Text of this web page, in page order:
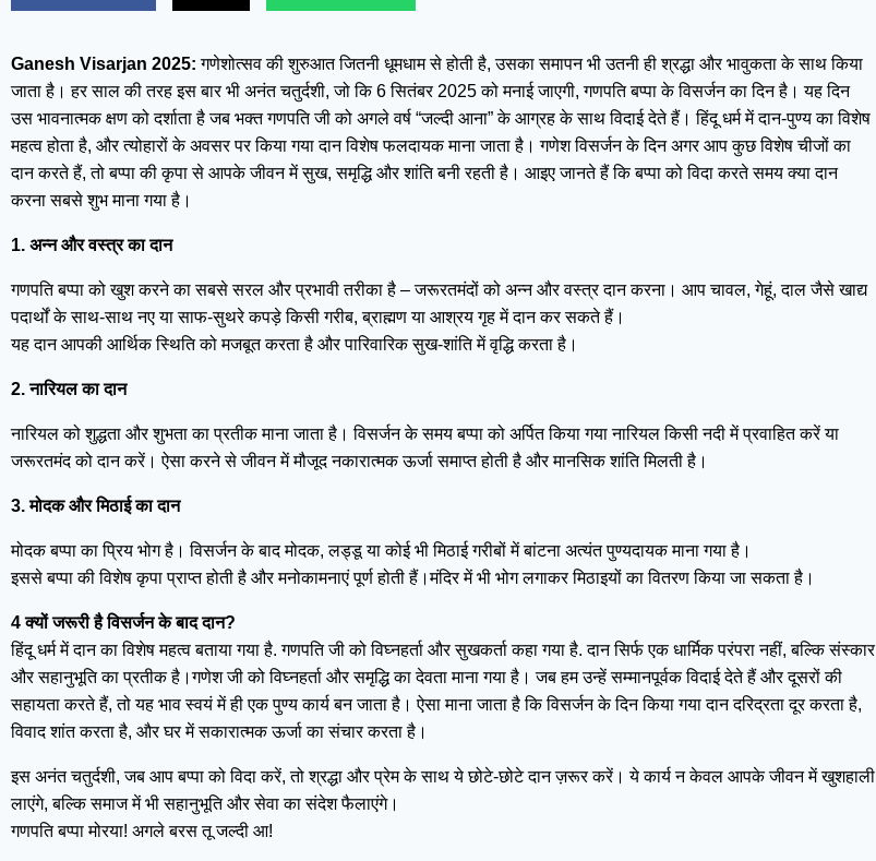
Ganesh Visarjan 2025: गणेशोत्सव की शुरुआत जितनी धूमधाम से होती है, उसका समापन भी उतनी ही श्रद्धा और भावुकता के साथ किया
जाता है। हर साल की तरह इस बार भी अनंत चतुर्दशी, जो कि 6 सितंबर 2025 को मनाई जाएगी, गणपति बप्पा के विसर्जन का दिन है। यह दिन
उस भावनात्मक क्षण को दर्शाता है जब भक्त गणपति जी को अगले वर्ष “जल्दी आना” के आग्रह के साथ विदाई देते हैं। हिंदू धर्म में दान-पुण्य का विशेष
महत्व होता है, और त्योहारों के अवसर पर किया गया दान विशेष फलदायक माना जाता है। गणेश विसर्जन के दिन अगर आप कुछ विशेष चीजों का
दान करते हैं, तो बप्पा की कृपा से आपके जीवन में सुख, समृद्धि और शांति बनी रहती है। आइए जानते हैं कि बप्पा को विदा करते समय क्या दान
करना सबसे शुभ माना गया है।
1. अन्न और वस्त्र का दान
गणपति बप्पा को खुश करने का सबसे सरल और प्रभावी तरीका है – जरूरतमंदों को अन्न और वस्त्र दान करना। आप चावल, गेहूं, दाल जैसे खाद्य
पदार्थों के साथ-साथ नए या साफ-सुथरे कपड़े किसी गरीब, ब्राह्मण या आश्रय गृह में दान कर सकते हैं।
यह दान आपकी आर्थिक स्थिति को मजबूत करता है और पारिवारिक सुख-शांति में वृद्धि करता है।
2. नारियल का दान
नारियल को शुद्धता और शुभता का प्रतीक माना जाता है। विसर्जन के समय बप्पा को अर्पित किया गया नारियल किसी नदी में प्रवाहित करें या
जरूरतमंद को दान करें। ऐसा करने से जीवन में मौजूद नकारात्मक ऊर्जा समाप्त होती है और मानसिक शांति मिलती है।
3. मोदक और मिठाई का दान
मोदक बप्पा का प्रिय भोग है। विसर्जन के बाद मोदक, लड्डू या कोई भी मिठाई गरीबों में बांटना अत्यंत पुण्यदायक माना गया है।
इससे बप्पा की विशेष कृपा प्राप्त होती है और मनोकामनाएं पूर्ण होती हैं।मंदिर में भी भोग लगाकर मिठाइयों का वितरण किया जा सकता है।
4 क्यों जरूरी है विसर्जन के बाद दान?
हिंदू धर्म में दान का विशेष महत्व बताया गया है. गणपति जी को विघ्नहर्ता और सुखकर्ता कहा गया है. दान सिर्फ एक धार्मिक परंपरा नहीं, बल्कि संस्कार
और सहानुभूति का प्रतीक है।गणेश जी को विघ्नहर्ता और समृद्धि का देवता माना गया है। जब हम उन्हें सम्मानपूर्वक विदाई देते हैं और दूसरों की
सहायता करते हैं, तो यह भाव स्वयं में ही एक पुण्य कार्य बन जाता है। ऐसा माना जाता है कि विसर्जन के दिन किया गया दान दरिद्रता दूर करता है,
विवाद शांत करता है, और घर में सकारात्मक ऊर्जा का संचार करता है।
इस अनंत चतुर्दशी, जब आप बप्पा को विदा करें, तो श्रद्धा और प्रेम के साथ ये छोटे-छोटे दान ज़रूर करें। ये कार्य न केवल आपके जीवन में खुशहाली
लाएंगे, बल्कि समाज में भी सहानुभूति और सेवा का संदेश फैलाएंगे।
गणपति बप्पा मोरया! अगले बरस तू जल्दी आ!